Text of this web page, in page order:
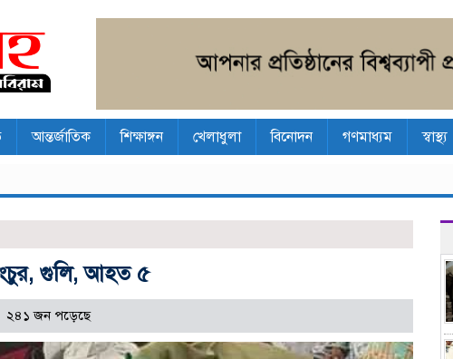
আন্তর্জাতিক শিক্ষাঙ্গন খেলাধুলা বিনোদন গণমাধ্যম স্বাস্থ্য
গুলি, আহত ৫
২৪১ জন পড়েছে